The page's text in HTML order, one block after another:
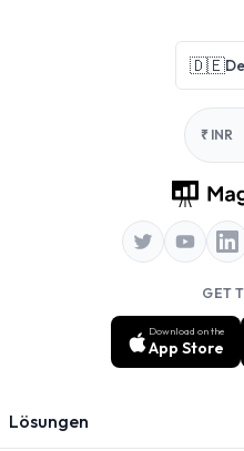
🇩🇪
₹ INR
GET
Download on the
App Store
Lösungen